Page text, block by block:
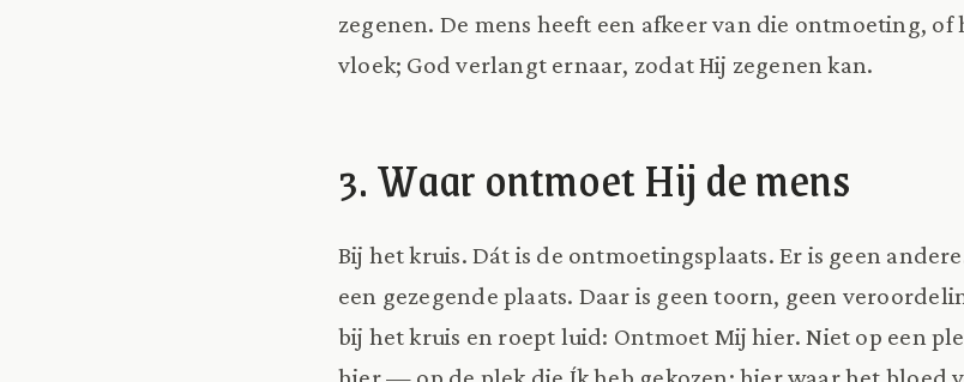
zegenen. De mens heeft een afkeer van die ontmoeting,
vloek; God verlangt ernaar, zodat Hij zegenen kan.
3. Waar ontmoet Hij de mens
Bij het kruis. Dát is de ontmoetingsplaats. Er is geen
een gezegende plaats. Daar is geen toorn, geen
bij het kruis en roept luid: Ontmoet Mij hier. Niet op een